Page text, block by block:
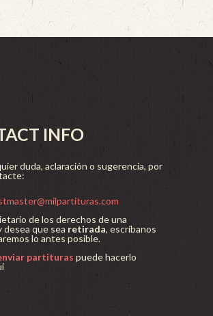
INFO
duda, aclaración o sugerencia, por
de los derechos de una
que sea retirada, escríbanos
lo antes posible.
partituras puede hacerlo